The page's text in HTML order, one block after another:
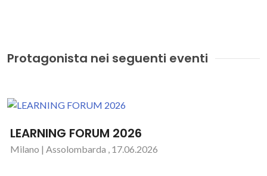
Protagonista nei seguenti eventi
LEARNING FORUM 2026
Milano | Assolombarda , 17.06.2026